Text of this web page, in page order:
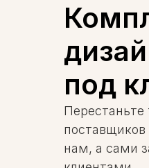
под
Перестаньте
нам, а сами